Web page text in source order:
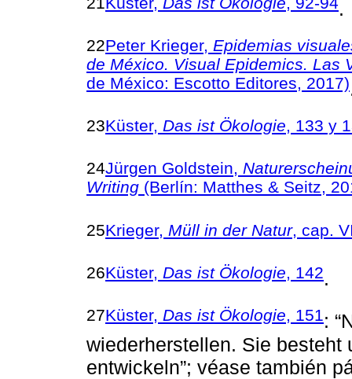
.
22Peter Krieger, Epidemias
de México. Visual Epidemics. Las
de México: Escotto Editores, 2017)
23Küster, Das ist Ökologie, 133 y
24Jürgen Goldstein,
Writing (Berlín: Matthes & Seitz,
25Krieger, Müll in der Natur, cap.
26Küster, Das ist Ökologie, 142.
27Küster, Das ist Ökologie, 151:
wiederherstellen. Sie
entwickeln”; véase también